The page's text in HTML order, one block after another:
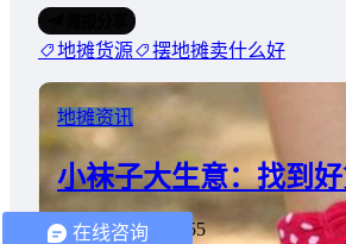
地摊货源 摆地摊卖什么好
地摊资讯
小袜子大生意：找到
2020-11-29 4:51:55
在线咨询